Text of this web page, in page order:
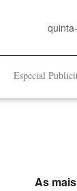
Especial
As